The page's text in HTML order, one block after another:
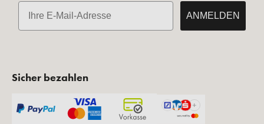
E-Mail
ANMELDEN
Sicher bezahlen